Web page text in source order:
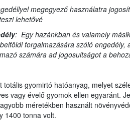
megegyező használatra
lehetővé
: Egy hazánkban és valamely
forgalmazására szóló engedély,
számára ad jogosultságot a
totális gyomirtó hatóanyag, melyet
vagy évelő gyomok ellen egyaránt.
méretékben használt
1400 tonna volt.